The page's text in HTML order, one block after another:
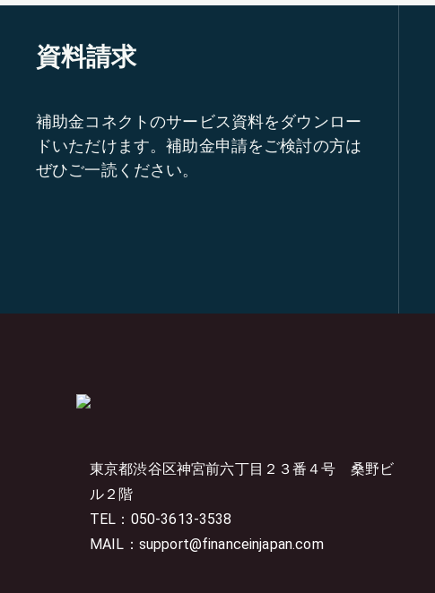
資料請求
補助金コネクトのサービス資料をダウンロー
ドいただけます。補助金申請をご検討の方は
ぜひご一読ください。
東京都渋谷区神宮前六丁目２３番４号 桑野ビ
ル２階
TEL：050-3613-3538
MAIL：support@financeinjapan.com